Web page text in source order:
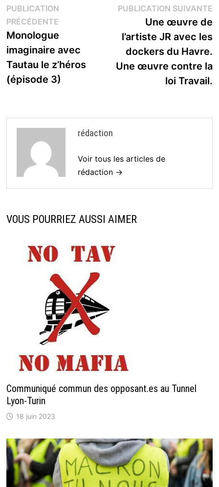
Navigation
de
l’article
PUBLICATION
PRÉCÉDENTEPublication
précédente :
Monologue
imaginaire avec
Tautau le z’héros
(épisode 3)
PUBLICATION SUIVANTE
Une œuvre de
l’artiste JR avec les
dockers du Havre.
Une œuvre contre la
loi Travail.
rédaction
Voir tous les articles de
rédaction →
VOUS POURRIEZ AUSSI AIMER
Communiqué commun des opposant.es au Tunnel
Lyon-Turin
18 juin 2023